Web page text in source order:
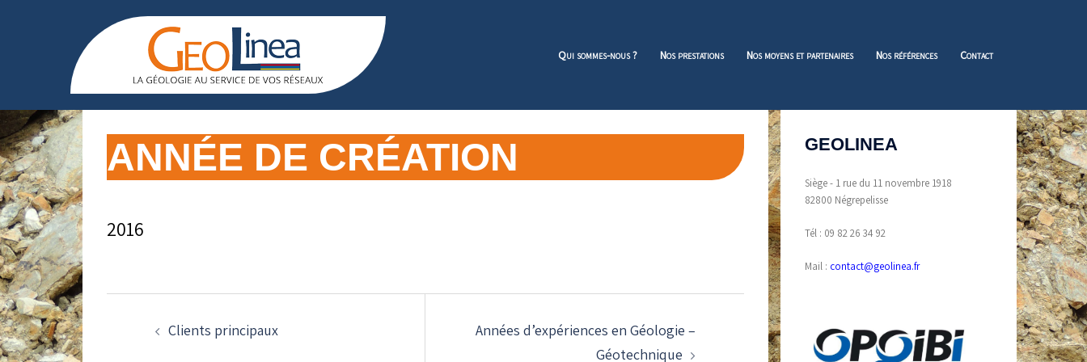
Qui sommes-nous ? Nos prestations Nos moyens et partenaires Nos références Contact
ANNÉE DE CRÉATION
2016
D’ARTICLE
Clients principaux
Années d’expériences en Géologie –
Géotechnique
GEOLINEA
Siège - 1 rue du 11 novembre 1918
82800 Négrepelisse
Tél : 09 82 26 34 92
Mail : contact@geolinea.fr